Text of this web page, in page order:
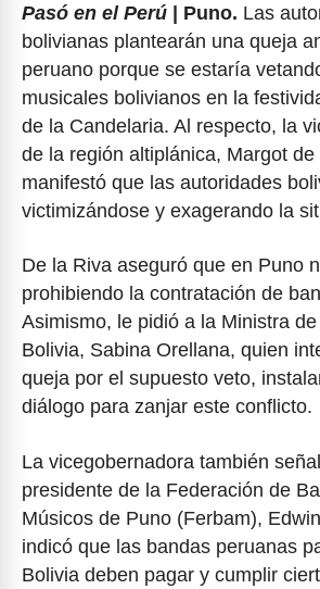
Pasó en el Perú | Puno. Las
bolivianas plantearán una queja
peruano porque se estaría
musicales bolivianos en la
de la Candelaria. Al respecto, la
de la región altiplánica, Margot de
manifestó que las autoridades
victimizándose y exagerando la
De la Riva aseguró que en Puno
prohibiendo la contratación de
Asimismo, le pidió a la Ministra
Bolivia, Sabina Orellana, quien
queja por el supuesto veto,
diálogo para zanjar este conflicto.
La vicegobernadora también
presidente de la Federación de
Músicos de Puno (Ferbam),
indicó que las bandas peruanas
Bolivia deben pagar y cumplir